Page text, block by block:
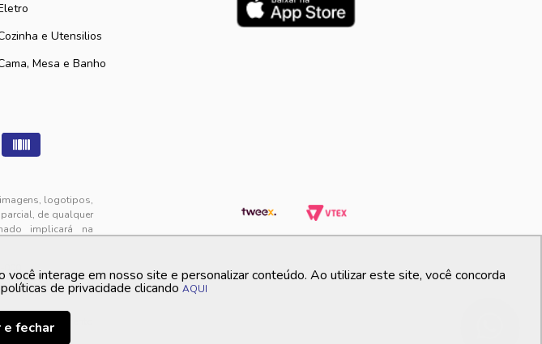
e Utensilios
Mesa e Banho
logotipos,
de qualquer
implicará na
12h00 e das 13h00
no momento
interage em nosso site e personalizar conteúdo. Ao utilizar este site, você concorda
de privacidade clicando AQUI
e fechar